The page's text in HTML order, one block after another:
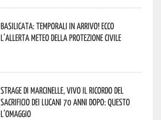
Basilicata: temporali in arrivo! Ecco
l’allerta meteo della Protezione civile
Strage di Marcinelle, vivo il ricordo del
sacrificio dei lucani 70 anni dopo: questo
l’omaggio